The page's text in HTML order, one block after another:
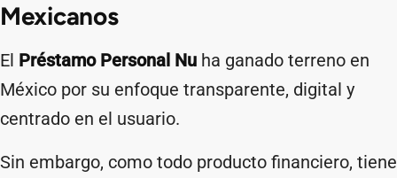
Mexicanos
El Préstamo Personal Nu ha ganado terreno en
México por su enfoque transparente, digital y
centrado en el usuario.
Sin embargo, como todo producto financiero, tiene